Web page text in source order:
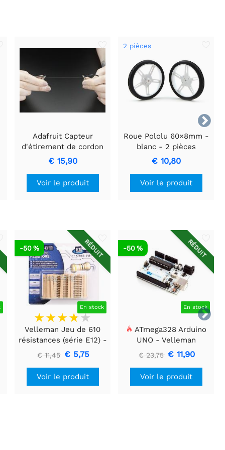

Adafruit Capteur
d'étirement de cordon
en caoutchouc
conducteur + extras !
€ 15,90
Voir le produit
2 pièces
Roue Pololu 60×8mm -
blanc - 2 pièces
€ 10,80
Voir le produit

RÉDUIT
En stock
-50 %
Velleman Jeu de 610
résistances (série E12) -
1/4W - 5%
€ 11,45 € 5,75
Voir le produit
RÉDUIT
En stock
-50 %
ATmega328 Arduino
UNO - Velleman
€ 23,75 € 11,90
Voir le produit